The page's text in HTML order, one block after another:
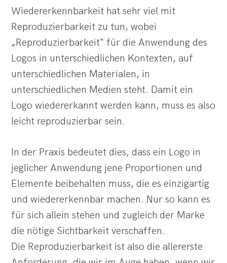
Wiedererkennbarkeit hat sehr viel mit
Reproduzierbarkeit zu tun, wobei
„Reproduzierbarkeit“ für die Anwendung des
Logos in unterschiedlichen Kontexten, auf
unterschiedlichen Materialen, in
unterschiedlichen Medien steht. Damit ein
Logo wiedererkannt werden kann, muss es also
leicht reproduzierbar sein.
In der Praxis bedeutet dies, dass ein Logo in
jeglicher Anwendung jene Proportionen und
Elemente beibehalten muss, die es einzigartig
und wiedererkennbar machen. Nur so kann es
für sich allein stehen und zugleich der Marke
die nötige Sichtbarkeit verschaffen.
Die Reproduzierbarkeit ist also die allererste